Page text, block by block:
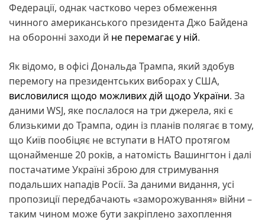
Федерації, однак частково через обмеження
чинного американського президента Джо Байдена
на оборонні заходи й не перемагає у ній.
Як відомо, в офісі Дональда Трампа, який здобув
перемогу на президентських виборах у США,
висловилися щодо можливих дій щодо України. За
даними WSJ, яке послалося на три джерела, які є
близькими до Трампа, один із планів полягає в тому,
що Київ пообіцяє не вступати в НАТО протягом
щонайменше 20 років, а натомість Вашингтон і далі
постачатиме Україні зброю для стримування
подальших нападів Росії. За даними видання, усі
пропозиції передбачають «заморожування» війни –
таким чином може бути закріплено захоплення